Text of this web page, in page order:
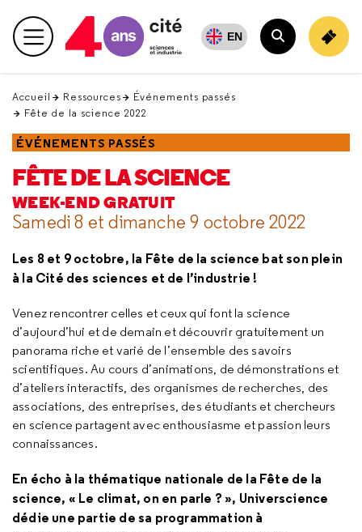
en
haut Menu principal EN
Rechercher
Accueil Ressources
Événements passés
Fête de la science 2022
ÉVÉNEMENTS PASSÉS
FÊTE DE LA SCIENCE
WEEK-END GRATUIT
Samedi 8 et dimanche 9 octobre 2022
Les 8 et 9 octobre, la Fête de la science bat son plein
à la Cité des sciences et de l’industrie !
Venez rencontrer celles et ceux qui font la science
d’aujourd’hui et de demain et découvrir gratuitement un
panorama riche et varié de l’ensemble des savoirs
scientifiques. Au cours d’animations, de démonstrations et
d’ateliers interactifs, des organismes de recherches, des
associations, des entreprises, des étudiants et chercheurs
en science partagent avec enthousiasme et passion leurs
connaissances.
En écho à la thématique nationale de la Fête de la
science, « Le climat, on en parle ? », Universcience
dédie une partie de sa programmation à